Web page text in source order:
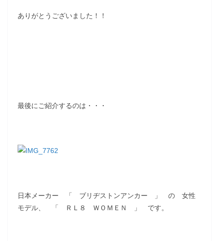
ありがとうございました！！
最後にご紹介するのは・・・
日本メーカー 「 ブリヂストンアンカー 」 の 女性
モデル、 「 ＲＬ８ ＷＯＭＥＮ 」 です。